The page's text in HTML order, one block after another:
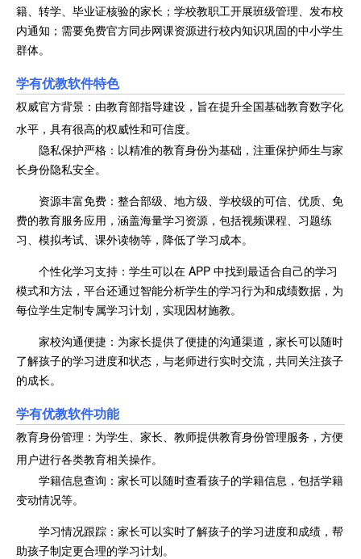
籍、转学、毕业证核验的家长；学校教职工开展班级管理、发布校
内通知；需要免费官方同步网课资源进行校内知识巩固的中小学生
群体。
学有优教软件特色
权威官方背景：由教育部指导建设，旨在提升全国基础教育数字化
水平，具有很高的权威性和可信度。
隐私保护严格：以精准的教育身份为基础，注重保护师生与家
长身份隐私安全。
资源丰富免费：整合部级、地方级、学校级的可信、优质、免
费的教育服务应用，涵盖海量学习资源，包括视频课程、习题练
习、模拟考试、课外读物等，降低了学习成本。
个性化学习支持：学生可以在 APP 中找到最适合自己的学习
模式和方法，平台还通过智能分析学生的学习行为和成绩数据，为
每位学生定制专属学习计划，实现因材施教。
家校沟通便捷：为家长提供了便捷的沟通渠道，家长可以随时
了解孩子的学习进度和状态，与老师进行实时交流，共同关注孩子
的成长。
学有优教软件功能
教育身份管理：为学生、家长、教师提供教育身份管理服务，方便
用户进行各类教育相关操作。
学籍信息查询：家长可以随时查看孩子的学籍信息，包括学籍
变动情况等。
学习情况跟踪：家长可以实时了解孩子的学习进度和成绩，帮
助孩子制定更合理的学习计划。